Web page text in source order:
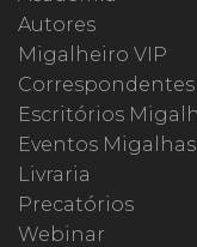
Autores
Migalheiro VIP
Correspondentes
Escritórios
Eventos Migalhas
Livraria
Precatórios
Webinar